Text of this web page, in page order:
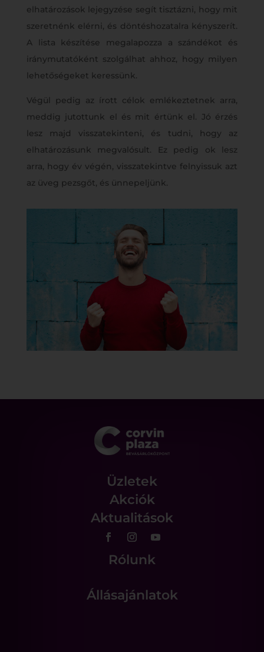
elhatározások lejegyzése segít tisztázni, hogy mit
szeretnénk elérni, és döntéshozatalra kényszerít.
A lista készítése megalapozza a szándékot és
iránymutatóként szolgálhat ahhoz, hogy milyen
lehetőségeket keressünk.
Végül pedig az írott célok emlékeztetnek arra,
meddig jutottunk el és mit értünk el. Jó érzés
lesz majd visszatekinteni, és tudni, hogy az
elhatározásunk megvalósult. Ez pedig ok lesz
arra, hogy év végén, visszatekintve felnyissuk azt
az üveg pezsgőt, és ünnepeljünk.
Üzletek
Akciók
Aktualitások
Rólunk
Állásajánlatok